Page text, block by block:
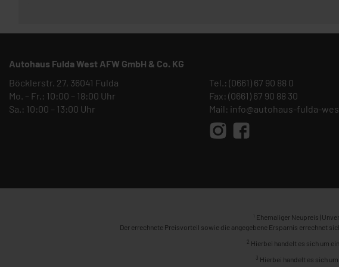
Autohaus Fulda West AFW GmbH & Co. KG
Böcklerstr. 27, 36041 Fulda
Mo. – Fr.: 10:00 – 18:00 Uhr
Sa.: 10:00 – 13:00 Uhr
Tel.: (0661) 67 90 88 0
Fax: (0661) 67 90 88 30
Mail: info@autohaus-fulda-
1 Ehemaliger Neupreis
Der errechnete Preisvorteil sowie die angegebene Ersparnis errechnet
2 Hierbei handelt es sich um
3 Hierbei handelt es sich